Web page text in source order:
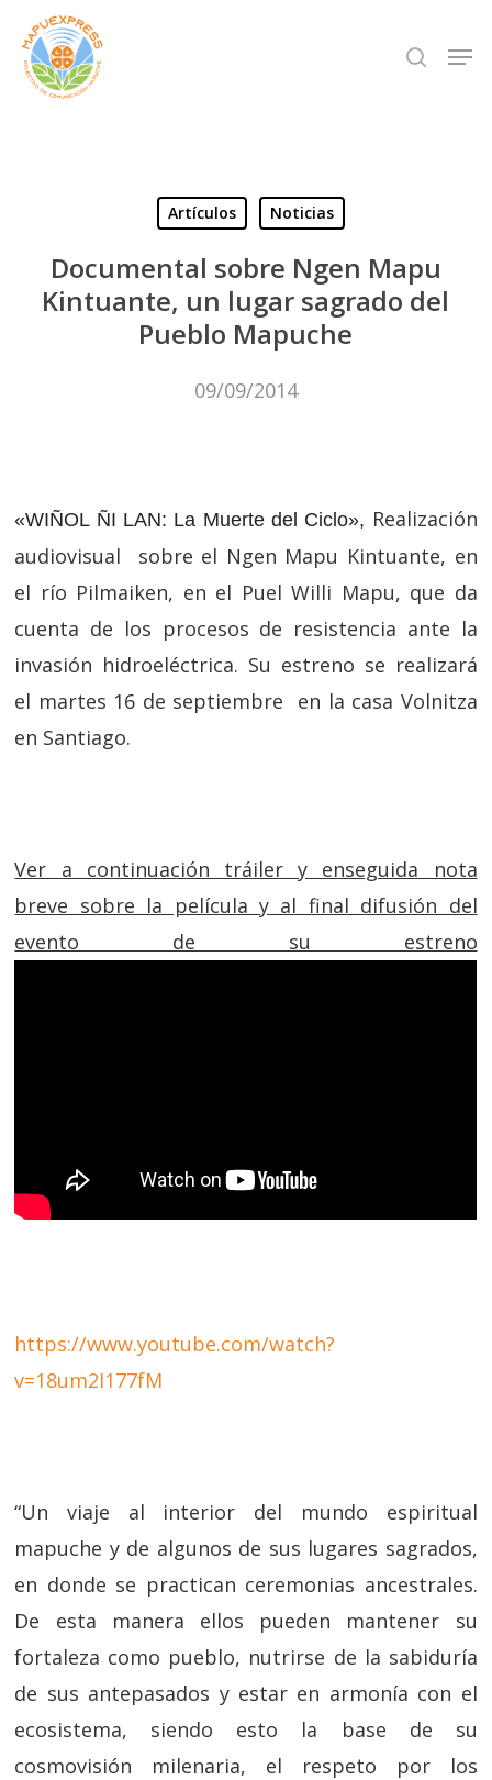
Skip
main
search
Artículos Noticias
Documental sobre Ngen Mapu
Kintuante, un lugar sagrado del
Pueblo Mapuche
09/09/2014
«WIÑOL ÑI LAN: La Muerte del Ciclo», Realización
audiovisual sobre el Ngen Mapu Kintuante, en
el río Pilmaiken, en el Puel Willi Mapu, que da
cuenta de los procesos de resistencia ante la
invasión hidroeléctrica. Su estreno se realizará
el martes 16 de septiembre en la casa Volnitza
en Santiago.
Ver a continuación tráiler y enseguida nota
breve sobre la película y al final difusión del
evento de su estreno
https://www.youtube.com/watch?
v=18um2I177fM
“Un viaje al interior del mundo espiritual
mapuche y de algunos de sus lugares sagrados,
en donde se practican ceremonias ancestrales.
De esta manera ellos pueden mantener su
fortaleza como pueblo, nutrirse de la sabiduría
de sus antepasados y estar en armonía con el
ecosistema, siendo esto la base de su
cosmovisión milenaria, el respeto por los
Close